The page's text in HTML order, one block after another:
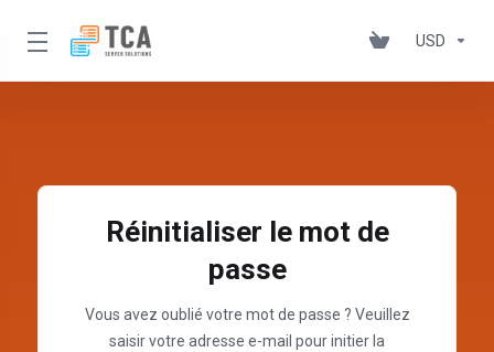
USD
Réinitialiser le mot de
passe
Vous avez oublié votre mot de passe ? Veuillez
saisir votre adresse e-mail pour initier la